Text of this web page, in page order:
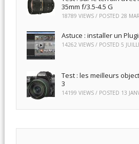
35mm f/3.5-4.5 G
18789 VIEWS / POSTED 28
Astuce : installer un
14262 VIEWS / POSTED 5
Test : les meilleurs
3
14199 VIEWS / POSTED 13